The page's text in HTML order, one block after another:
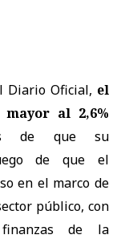
Diario Oficial, el
al 2,6%
de que su
de que el
en el marco de
público, con
de la